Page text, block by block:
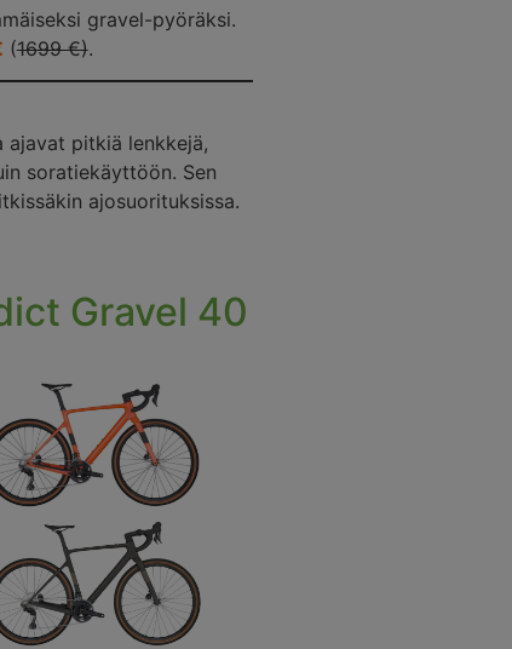
gravel-pyöräksi.
(1699 €).
pitkiä lenkkejä,
soratiekäyttöön. Sen
ajosuorituksissa.
Gravel 40